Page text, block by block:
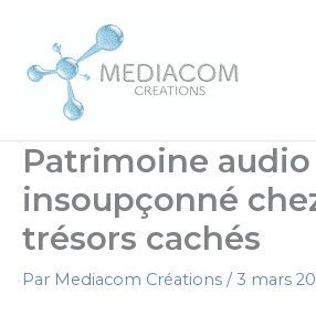
contenu
Patrimoine
insoupçonné
trésors cachés
Par Mediacom Créations /3 mars